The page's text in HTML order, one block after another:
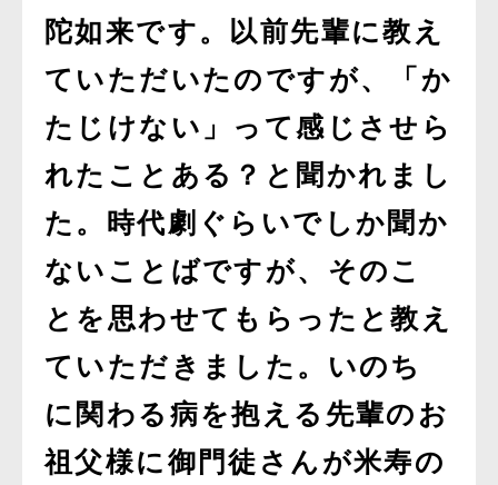
陀如来です。以前先輩に教え
ていただいたのですが、「か
たじけない」って感じさせら
れたことある？と聞かれまし
た。時代劇ぐらいでしか聞か
ないことばですが、そのこ
とを思わせてもらったと教え
ていただきました。いのち
に関わる病を抱える先輩のお
祖父様に御門徒さんが米寿の